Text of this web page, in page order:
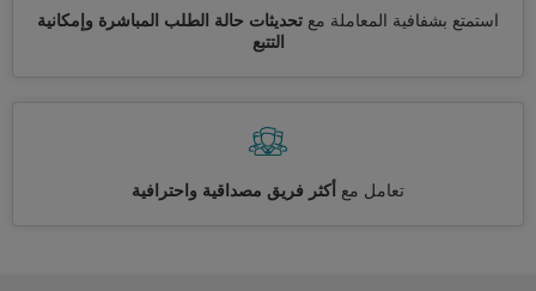
استمتع بشفافية المعاملة مع تحديثات حالة الطلب المباشرة وإمكانية
التتبع
تعامل مع أكثر فريق مصداقية واحترافية